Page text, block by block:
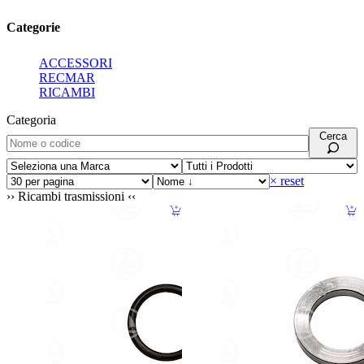
Categorie
ACCESSORI
RECMAR
RICAMBI
Categoria
Cerca
× reset
Ricambi trasmissioni